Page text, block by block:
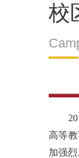
校
2016
高等
加强烈